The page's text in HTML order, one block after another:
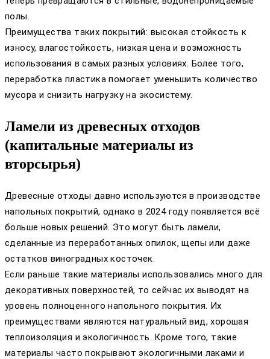
полы.
Преимущества таких покрытий: высокая стойкость к
износу, влагостойкость, низкая цена и возможность
использования в самых разных условиях. Более того,
переработка пластика помогает уменьшить количество
мусора и снизить нагрузку на экосистему.
Ламели из древесных отходов
(капитальные материалы из
вторсырья)
Древесные отходы давно используются в производстве
напольных покрытий, однако в 2024 году появляется всё
больше новых решений. Это могут быть ламели,
сделанные из переработанных опилок, щепы или даже
остатков виноградных косточек.
Если раньше такие материалы использовались много для
декоративных поверхностей, то сейчас их выводят на
уровень полноценного напольного покрытия. Их
преимуществами являются натуральный вид, хорошая
теплоизоляция и экологичность. Кроме того, такие
материалы часто покрывают экологичными лаками и